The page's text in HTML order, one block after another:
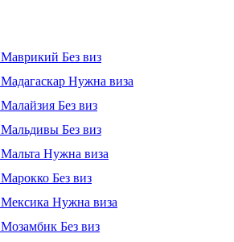
Маврикий Без виз
Мадагаскар Нужна виза
Малайзия Без виз
Мальдивы Без виз
Мальта Нужна виза
Марокко Без виз
Мексика Нужна виза
Мозамбик Без виз